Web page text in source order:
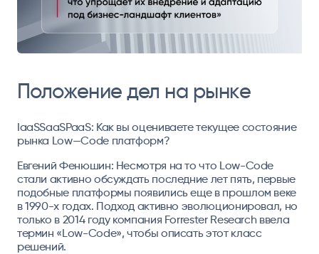
Положение дел на рынке
IaaSSaaSPaaS: Как вы оцениваете текущее состояние
рынка Low—Code платформ?
Евгений Фенюшин: Несмотря на то что Low-Code
стали активно обсуждать последние лет пять, первые
подобные платформы появились еще в прошлом веке
в 1990-х годах. Подход активно эволюционировал, но
только в 2014 году компания Forrester Research ввела
термин «Low-Code», чтобы описать этот класс
решений.